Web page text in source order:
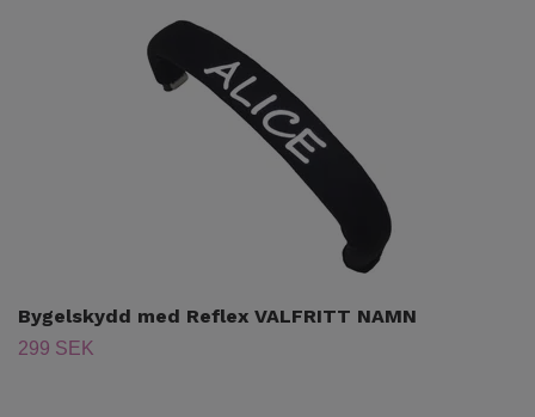
Bygelskydd med Reflex VALFRITT NAMN
299 SEK